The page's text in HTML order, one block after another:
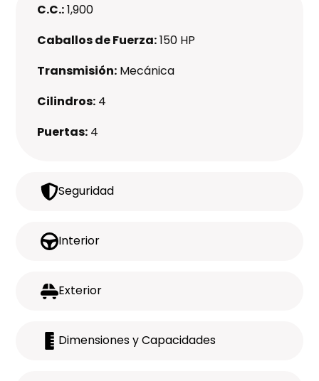
Seguridad
Interior
Exterior
Dimensiones y Capacidades
C.C.:1,900
Caballos de Fuerza:150 HP
Transmisión: Mecánica
Cilindros: 4
Puertas: 4